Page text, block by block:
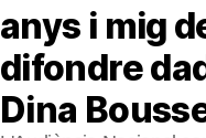
ElConstitucional TV
MésQueTele
ElConstitucional +
anys i mig
difondre
Dina